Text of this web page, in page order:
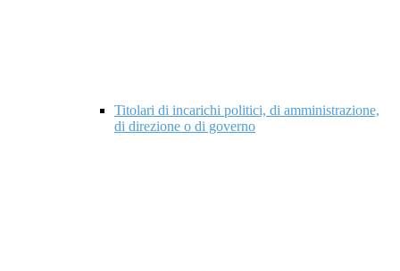
Titolari di incarichi politici, di amministrazione,
di direzione o di governo